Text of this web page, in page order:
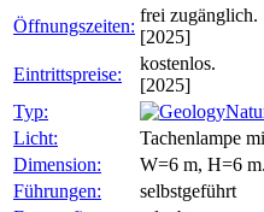
Öffnungszeiten:
frei zugänglich.
[2025]
Eintrittspreise:
kostenlos.
[2025]
Typ:
Licht:
Tachenlampe
Dimension:
W=6 m, H=6 m.
Führungen:
selbstgeführt